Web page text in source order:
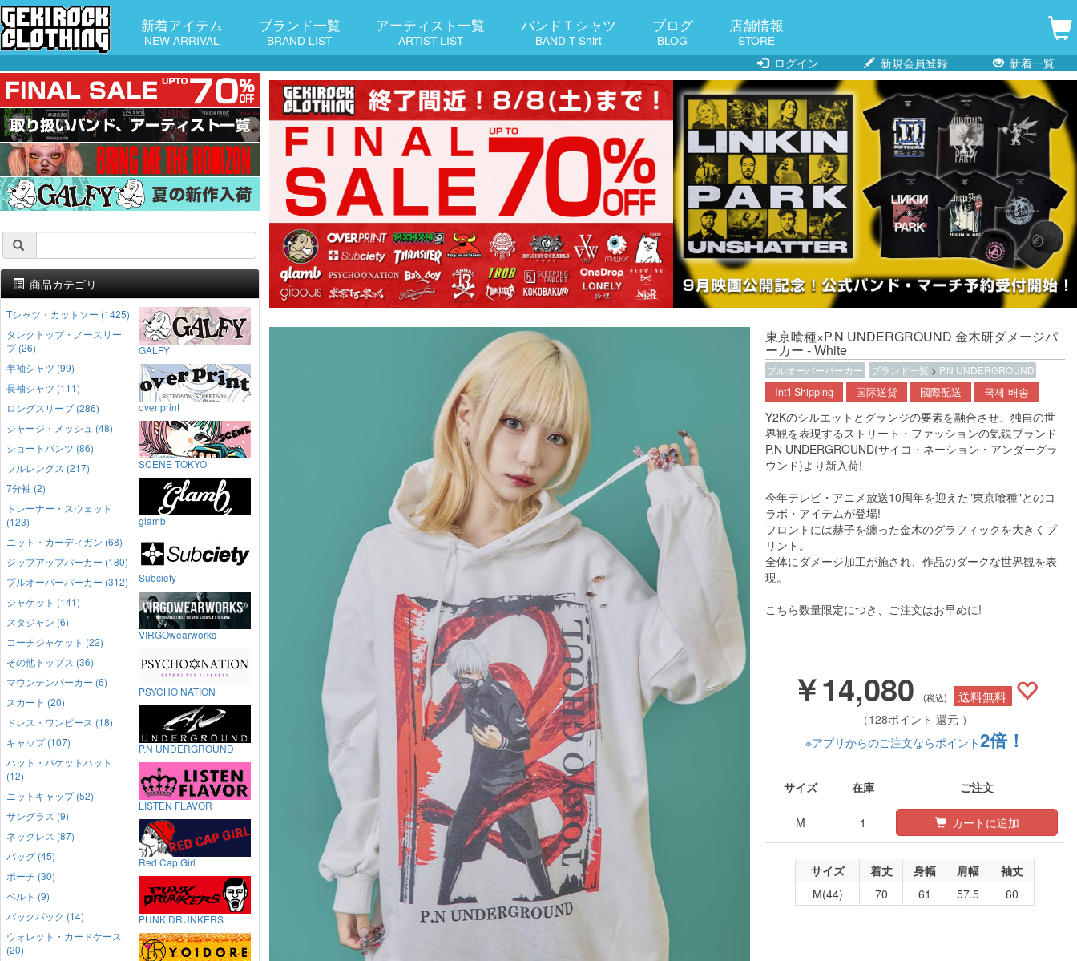
新着アイテム
NEW ARRIVAL
ブランド一覧
BRAND LIST
アーティスト一覧
ARTIST LIST
バンドＴシャツ
BAND T-Shirt
ブログ
BLOG
店舗情報
STORE
ログイン
新規会員登録 新着一覧
東京喰種×P.N UNDERGROUND 金木研ダメージパ
ーカー - White
プルオーバーパーカー ブランド一覧 > P.N UNDERGROUND
Int'l Shipping 国际送货 國際配送 국제 배송
Y2Kのシルエットとグランジの要素を融合させ、独自の世
界観を表現するストリート・ファッションの気鋭ブランド
P.N UNDERGROUND(サイコ・ネーション・アンダーグラ
ウンド)より新入荷!
今年テレビ・アニメ放送10周年を迎えた"東京喰種"とのコ
ラボ・アイテムが登場!
フロントには赫子を纏った金木のグラフィックを大きくプ
リント。
全体にダメージ加工が施され、作品のダークな世界観を表
現。
こちら数量限定につき、ご注文はお早めに!
￥14,080 (税込) 送料無料
（128ポイント 還元 ）
※アプリからのご注文ならポイント2倍！
サイズ 在庫 ご注文
M 1 カートに追加
サイズ 着丈 身幅 肩幅
袖丈
M(44)
70 61 57.5 60
商品カテゴリ
Tシャツ・カットソー (1425)
タンクトップ・ノースリー
ブ (26)
半袖シャツ (99)
長袖シャツ (111)
ロングスリーブ (286)
ジャージ・メッシュ (48)
ショートパンツ (86)
フルレングス (217)
7分袖 (2)
トレーナー・スウェット
(123)
ニット・カーディガン (68)
ジップアップパーカー (180)
プルオーバーパーカー (312)
ジャケット (141)
スタジャン (6)
コーチジャケット (22)
その他トップス (36)
マウンテンパーカー (6)
スカート (20)
ドレス・ワンピース (18)
キャップ (107)
ハット・バケットハット
(12)
ニットキャップ (52)
サングラス (9)
ネックレス (87)
バッグ (45)
ポーチ (30)
ベルト (9)
バックパック (14)
ウォレット・カードケース
(20)
GALFY
over print
SCENE TOKYO
glamb
Subciety
VIRGOwearworks
PSYCHO NATION
P.N UNDERGROUND
LISTEN FLAVOR
Red Cap Girl
PUNK DRUNKERS